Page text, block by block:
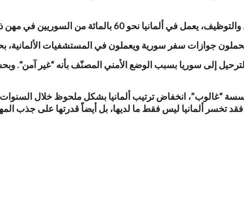
في مهن ذات أهمية نظامية وضرورية – مقارنة بنسبة 48 بالمائة من الألمان.
“غالوب”، انخفاض ترتيب ألمانيا بشكل ملحوظ خلال السنوات
فقد تخسر ألمانيا ليس فقط ما لديها، بل أيضاً قدرتها على جذب